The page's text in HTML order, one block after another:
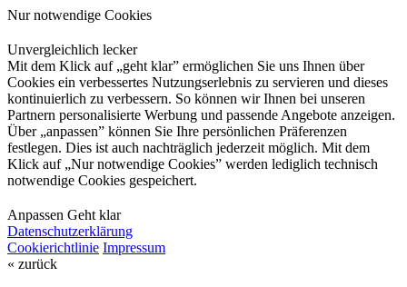
Nur notwendige Cookies
Unvergleichlich lecker
Mit dem Klick auf „geht klar” ermöglichen Sie uns Ihnen über
Cookies ein verbessertes Nutzungserlebnis zu servieren und dieses
kontinuierlich zu verbessern. So können wir Ihnen bei unseren
Partnern personalisierte Werbung und passende Angebote anzeigen.
Über „anpassen” können Sie Ihre persönlichen Präferenzen
festlegen. Dies ist auch nachträglich jederzeit möglich. Mit dem
Klick auf „Nur notwendige Cookies” werden lediglich technisch
notwendige Cookies gespeichert.
Anpassen Geht klar
Datenschutzerklärung
Cookierichtlinie Impressum
« zurück